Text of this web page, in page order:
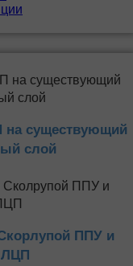
существующий
слой
ППУ и
ЛЦП